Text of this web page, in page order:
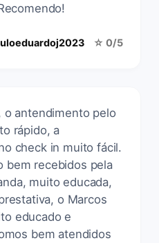
☆ 0/5
o antendimento pelo
rápido, a
check in muito fácil.
bem recebidos pela
muito educada,
o Marcos
educado e
bem atendidos